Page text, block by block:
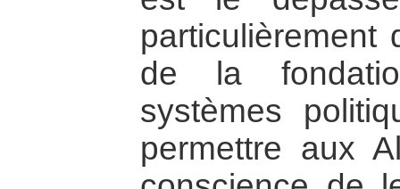
particulièrement
de la
systèmes
permettre aux